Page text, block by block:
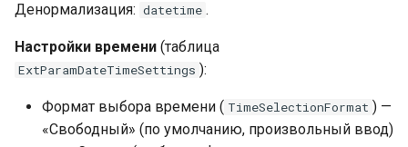
Денормализация: datetime .
Настройки времени (таблица
ExtParamDateTimeSettings ):
Формат выбора времени ( TimeSelectionFormat ) —
«Свободный» (по умолчанию, произвольный ввод)